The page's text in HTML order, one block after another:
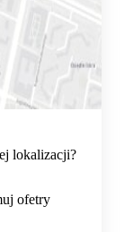
lokalizacji?
ofetry